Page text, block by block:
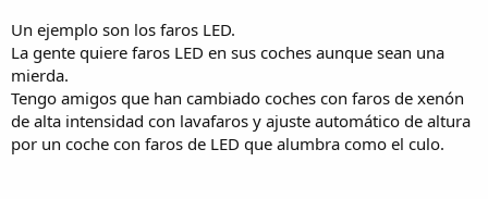
Un ejemplo son los faros LED.
La gente quiere faros LED en sus coches aunque sean una
mierda.
Tengo amigos que han cambiado coches con faros de xenón
de alta intensidad con lavafaros y ajuste automático de altura
por un coche con faros de LED que alumbra como el culo.